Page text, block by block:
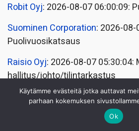
Robit Oyj: 2026-08-07 06:00:09:
Suominen Corporation: 2026-08-
Puolivuosikatsaus
Raisio Oyj: 2026-08-07
hallitus/johto/tilintarkastus
Atria Oyj: 2026-08-07 05:30:04:
: 2026-08-07 05:30:03:
Käytämme evästeitä jotka auttavat
parhaan kokemuksen
Ok